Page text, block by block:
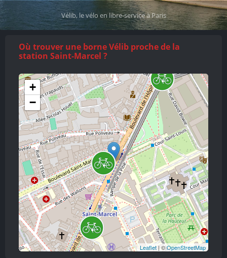
Vélib, le vélo en libre-service à Paris
Où trouver une borne Vélib proche de la
station Saint-Marcel ?
+
−
Leaflet | ©OpenStreetMap